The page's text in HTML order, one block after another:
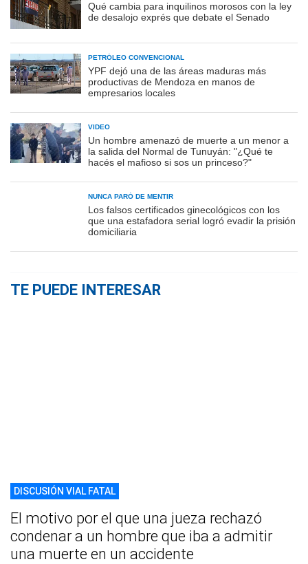
Qué cambia para inquilinos morosos con la ley
de desalojo exprés que debate el Senado
PETRÓLEO CONVENCIONAL
YPF dejó una de las áreas maduras más
productivas de Mendoza en manos de
empresarios locales
VIDEO
Un hombre amenazó de muerte a un menor a
la salida del Normal de Tunuyán: "¿Qué te
hacés el mafioso si sos un princeso?"
NUNCA PARÓ DE MENTIR
Los falsos certificados ginecológicos con los
que una estafadora serial logró evadir la prisión
domiciliaria
TE PUEDE INTERESAR
DISCUSIÓN VIAL FATAL
El motivo por el que una jueza rechazó
condenar a un hombre que iba a admitir
una muerte en un accidente